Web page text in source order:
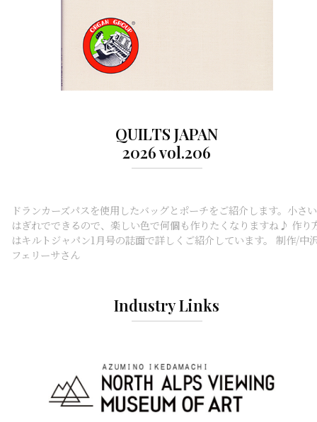
QUILTS JAPAN
2026 vol.206
ドランカーズパスを使用したバッグとポーチをご紹介します。小さい
はぎれでできるので、楽しい色で何個も作りたくなりますね♪ 作り
はキルトジャパン1月号の誌面で詳しくご紹介しています。 制作/中
フェリーサさん
Industry Links